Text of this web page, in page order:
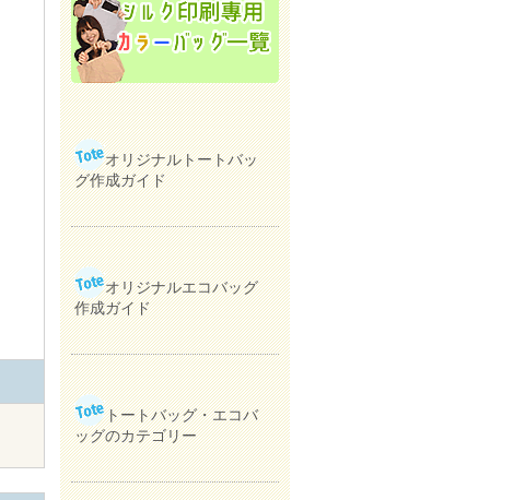
オリジナルトートバッ
グ作成ガイド
オリジナルエコバッグ
作成ガイド
トートバッグ・エコバ
ッグのカテゴリー